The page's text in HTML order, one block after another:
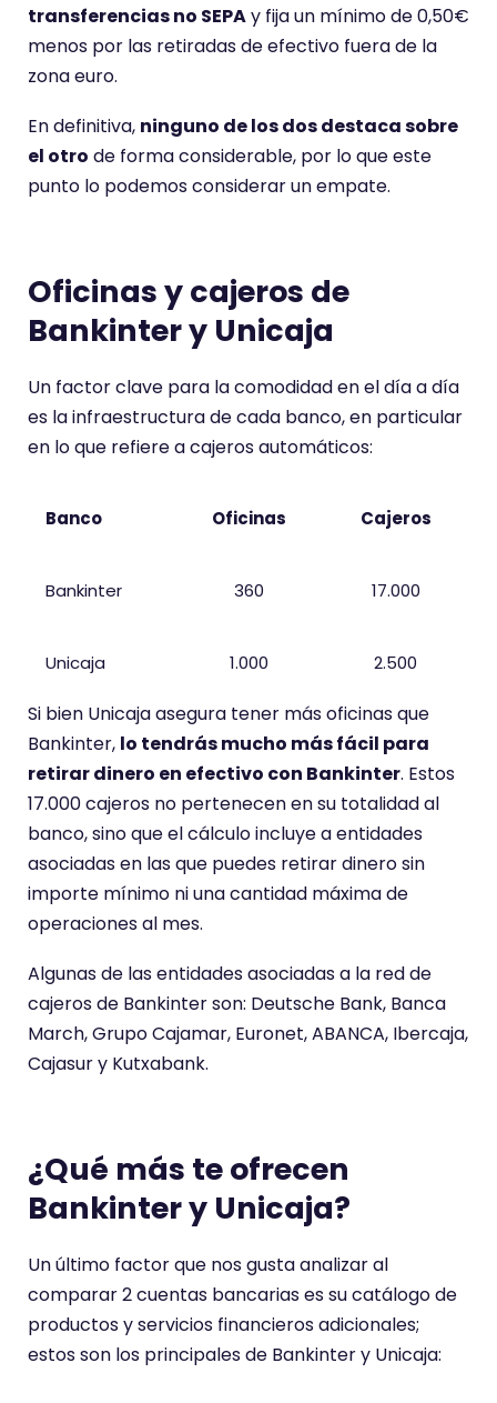
transferencias no SEPAy fija un mínimo de 0,50€
menos por las retiradas de efectivo fuera de la
zona euro.
En definitiva, ninguno de los dos destaca sobre
el otro de forma considerable, por lo que este
punto lo podemos considerar un empate.
Oficinas y cajeros de
Bankinter y Unicaja
Un factor clave para la comodidad en el día a día
es la infraestructura de cada banco, en particular
en lo que refiere a cajeros automáticos:
Banco Oficinas Cajeros
Bankinter 360 17.000
Unicaja 1.000 2.500
Si bien Unicaja asegura tener más oficinas que
Bankinter, lo tendrás mucho más fácil para
retirar dinero en efectivo con Bankinter. Estos
17.000 cajeros no pertenecen en su totalidad al
banco, sino que el cálculo incluye a entidades
asociadas en las que puedes retirar dinero sin
importe mínimo ni una cantidad máxima de
operaciones al mes.
Algunas de las entidades asociadas a la red de
cajeros de Bankinter son: Deutsche Bank, Banca
March, Grupo Cajamar, Euronet, ABANCA, Ibercaja,
Cajasur y Kutxabank.
¿Qué más te ofrecen
Bankinter y Unicaja?
Un último factor que nos gusta analizar al
comparar 2 cuentas bancarias es su catálogo de
productos y servicios financieros adicionales;
estos son los principales de Bankinter y Unicaja: